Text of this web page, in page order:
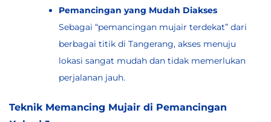
Pemancingan yang Mudah Diakses
Sebagai “pemancingan mujair terdekat” dari
berbagai titik di Tangerang, akses menuju
lokasi sangat mudah dan tidak memerlukan
perjalanan jauh.
Teknik Memancing Mujair di Pemancingan